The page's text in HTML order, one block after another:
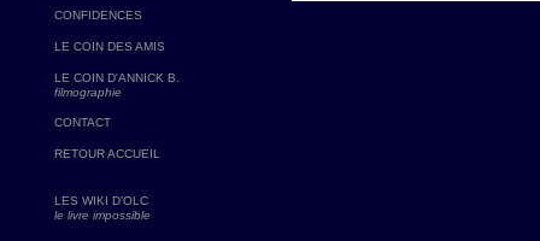
CONFIDENCES
LE COIN DES AMIS
LE COIN D'ANNICK B.
filmographie
CONTACT
RETOUR ACCUEIL
LES WIKI D'OLC
le livre impossible